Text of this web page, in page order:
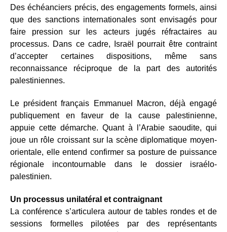
Des échéanciers précis, des engagements formels, ainsi
que des sanctions internationales sont envisagés pour
faire pression sur les acteurs jugés réfractaires au
processus. Dans ce cadre, Israël pourrait être contraint
d’accepter certaines dispositions, même sans
reconnaissance réciproque de la part des autorités
palestiniennes.
Le président français Emmanuel Macron, déjà engagé
publiquement en faveur de la cause palestinienne,
appuie cette démarche. Quant à l’Arabie saoudite, qui
joue un rôle croissant sur la scène diplomatique moyen-
orientale, elle entend confirmer sa posture de puissance
régionale incontournable dans le dossier israélo-
palestinien.
Un processus unilatéral et contraignant
La conférence s’articulera autour de tables rondes et de
sessions formelles pilotées par des représentants